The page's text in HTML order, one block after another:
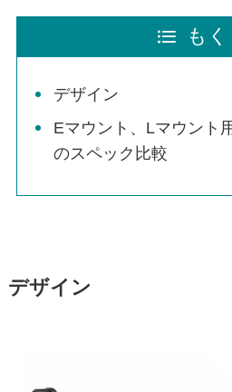
もく
デザイン
Eマウント、Lマウント
のスペック比較
デザイン